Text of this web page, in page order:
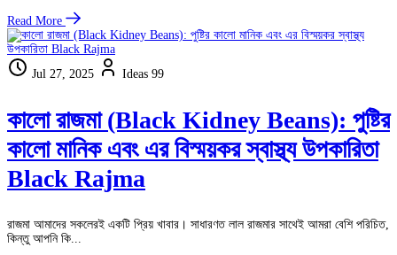
Read More
Jul 27, 2025 Ideas 99
কালো রাজমা (Black Kidney Beans): পুষ্টির
কালো মানিক এবং এর বিস্ময়কর স্বাস্থ্য উপকারিতা
Black Rajma
রাজমা আমাদের সকলেরই একটি প্রিয় খাবার। সাধারণত লাল রাজমার সাথেই আমরা বেশি পরিচিত,
কিন্তু আপনি কি...